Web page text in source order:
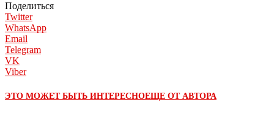
Поделиться
Twitter
WhatsApp
Email
Telegram
VK
Viber
ЭТО МОЖЕТ БЫТЬ ИНТЕРЕСНОЕЩЕ ОТ АВТОРА